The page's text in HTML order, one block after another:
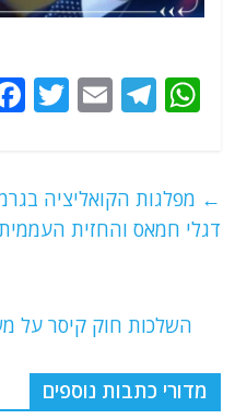
W
s
A
T
g
ra
E
l
T
er ← מפלגות הקואליציה
דגלי חמאס והחזית
השלכות חוק קיסר על
מדורי כתבות נוספים